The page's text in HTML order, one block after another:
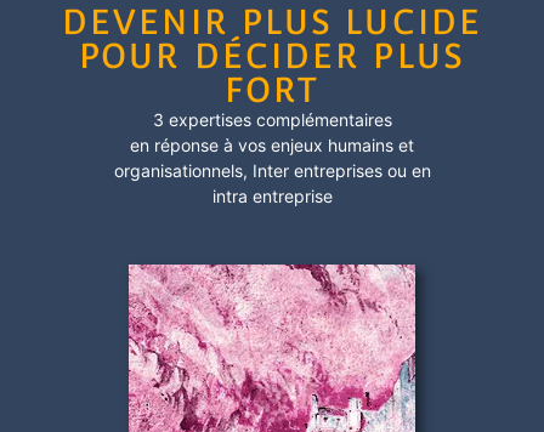
DEVENIR PLUS LUCIDE
POUR DÉCIDER PLUS
FORT
3 expertises complémentaires
en réponse à vos enjeux humains et
organisationnels, Inter entreprisesou en
intra entreprise